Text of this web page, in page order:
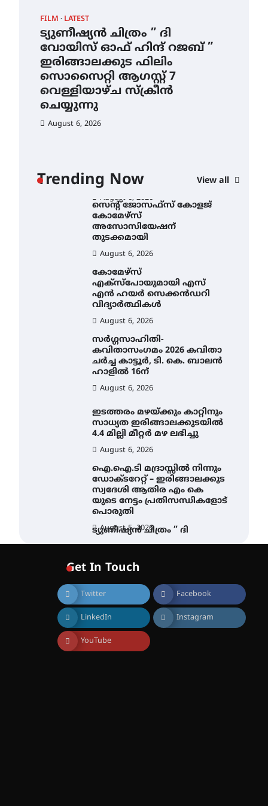
FILM LATEST
ട്യുണീഷ്യൻ ചിത്രം ” ദി
വോയിസ് ഓഫ് ഹിന്ദ് റജബ് ”
ഇരിങ്ങാലക്കുട ഫിലിം
സൊസൈറ്റി ആഗസ്റ്റ് 7
വെള്ളിയാഴ്ച സ്‌ക്രീൻ
ചെയ്യുന്നു
August 6, 2026
Trending Now View all
4.4 മില്ലി മീറ്റർ മഴ ലഭിച്ചു
August 6, 2026
ഐ.ഐ.ടി മദ്രാസ്സിൽ നിന്നും
ഡോക്ടറേറ്റ് – ഇരിങ്ങാലക്കുട
സ്വദേശി ആതിര എം കെ
യുടെ നേട്ടം പ്രതിസന്ധികളോട്
പൊരുതി
August 5, 2026
ട്യുണീഷ്യൻ ചിത്രം ” ദി
ചെയ്യുന്നു
August 6, 2026
സെന്റ് ജോസഫ്സ് കോളജ്
കോമേഴ്‌സ്
അസോസിയേഷന്
തുടക്കമായി
August 6, 2026
കോമേഴ്സ്
എക്സ്പോയുമായി എസ്
എൻ ഹയർ സെക്കൻഡറി
വിദ്യാർത്ഥികൾ
August 6, 2026
സർഗ്ഗസാഹിതി-
കവിതാസംഗമം 2026 കവിതാ
ചർച്ച കാട്ടൂർ, ടി. കെ. ബാലൻ
ഹാളിൽ 16ന്
August 6, 2026
ഇടത്തരം മഴയ്ക്കും കാറ്റിനും
സാധ്യത ഇരിങ്ങാലക്കുടയിൽ
4.4 മില്ലി മീറ്റർ മഴ ലഭിച്ചു
August 6, 2026
ഐ.ഐ.ടി മദ്രാസ്സിൽ നിന്നും
ഡോക്ടറേറ്റ് – ഇരിങ്ങാലക്കുട
സ്വദേശി ആതിര എം കെ
യുടെ നേട്ടം പ്രതിസന്ധികളോട്
പൊരുതി
August 5, 2026
ട്യുണീഷ്യൻ ചിത്രം ” ദി
സൊസൈറ്റി ആഗസ്റ്റ് 7
വെള്ളിയാഴ്ച സ്‌ക്രീൻ
ചെയ്യുന്നു
August 6, 2026
സെന്റ് ജോസഫ്സ് കോളജ്
കോമേഴ്‌സ്
അസോസിയേഷന്
തുടക്കമായി
Get In Touch
Twitter Facebook
LinkedIn Instagram
YouTube